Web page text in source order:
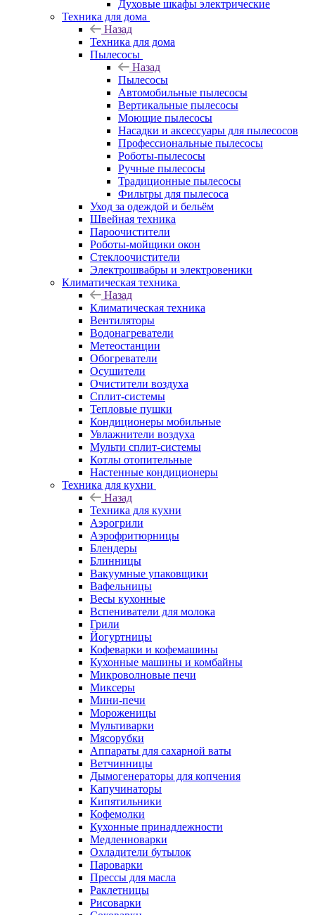
Духовые шкафы электрические
Техника для дома
Назад
Техника для дома
Пылесосы
Назад
Пылесосы
Автомобильные пылесосы
Вертикальные пылесосы
Моющие пылесосы
Насадки и аксессуары для пылесосов
Профессиональные пылесосы
Роботы-пылесосы
Ручные пылесосы
Традиционные пылесосы
Фильтры для пылесоса
Уход за одеждой и бельём
Швейная техника
Пароочистители
Роботы-мойщики окон
Стеклоочистители
Электрошвабры и электровеники
Климатическая техника
Назад
Климатическая техника
Вентиляторы
Водонагреватели
Метеостанции
Обогреватели
Осушители
Очистители воздуха
Сплит-системы
Тепловые пушки
Кондиционеры мобильные
Увлажнители воздуха
Мульти сплит-системы
Котлы отопительные
Настенные кондиционеры
Техника для кухни
Назад
Техника для кухни
Аэрогрили
Аэрофритюрницы
Блендеры
Блинницы
Вакуумные упаковщики
Вафельницы
Весы кухонные
Вспениватели для молока
Грили
Йогуртницы
Кофеварки и кофемашины
Кухонные машины и комбайны
Микроволновые печи
Миксеры
Мини-печи
Мороженицы
Мультиварки
Мясорубки
Аппараты для сахарной ваты
Ветчинницы
Дымогенераторы для копчения
Капучинаторы
Кипятильники
Кофемолки
Кухонные принадлежности
Медленноварки
Охладители бутылок
Пароварки
Прессы для масла
Раклетницы
Рисоварки